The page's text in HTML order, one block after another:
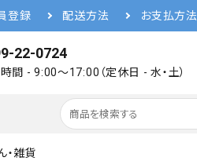
登録 配送方法 お支払方法
22-0724
間 - 9:00～17:00（定休日 - 水・土）
・雑貨